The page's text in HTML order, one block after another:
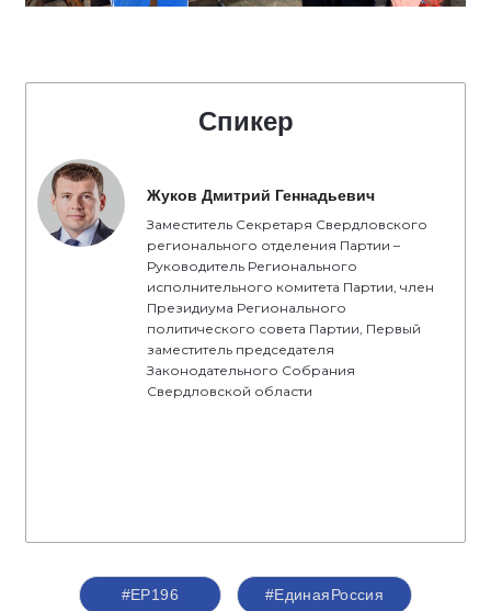
Спикер
Жуков Дмитрий Геннадьевич
Заместитель Секретаря Свердловского
регионального отделения Партии –
Руководитель Регионального
исполнительного комитета Партии, член
Президиума Регионального
политического совета Партии, Первый
заместитель председателя
Законодательного Собрания
Свердловской области
#ЕР196 #‎ЕдинаяРоссия